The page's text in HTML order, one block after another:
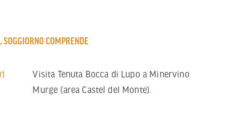
SOGGIORNO COMPRENDE
Visita Tenuta Bocca di Lupo a Minervino
Murge (area Castel del Monte).